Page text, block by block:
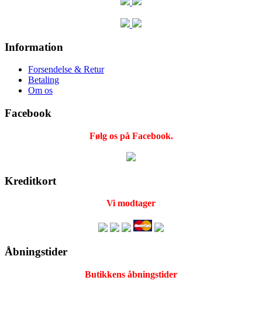
Information
Forsendelse & Retur
Betaling
Om os
Facebook
Følg os på Facebook.
Kreditkort
Vi modtager
Åbningstider
Butikkens åbningstider